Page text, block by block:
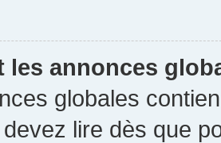
les annonces
globales
lire dès que